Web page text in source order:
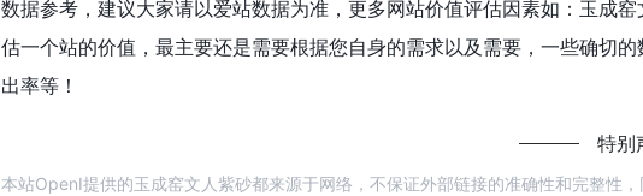
数据参考，建议大家请以爱站数据为准，更多网站价值评估因素如：玉成
估一个站的价值，最主要还是需要根据您自身的需求以及需要，一些确切
出率等！
特别
本站OpenI提供的玉成窑文人紫砂都来源于网络，不保证外部链接的准确性和完整